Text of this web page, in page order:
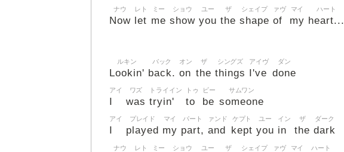
Now
ナウ
let
レト
me
ミー
show
ショウ
you
ユー
the
ザ
shape
シェイプ
of
ァヴ
my
マイ
heart...
ハート
Lookin'
ルキン
back.
バック
on
オン
the
ザ
things
シングズ
I've
アイヴ
done
ダン
I
アイ
was
ワズ
tryin'
トライイン
to
トゥ
be
ビー
someone
サムワン
アイ
played
プレイド
my
マイ
part,
パート
and
ァンド
kept
ケプト
you
ユー
in
イン
the
ザ
dark
ダーク
ナウ レト ミー ショウ ユー ザ シェイプ ァヴ マイ ハート